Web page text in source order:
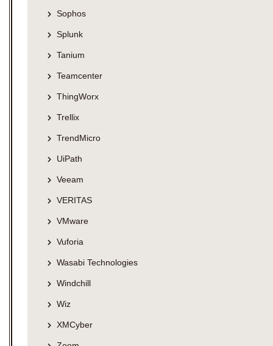
Sophos
Splunk
Tanium
Teamcenter
ThingWorx
Trellix
TrendMicro
UiPath
Veeam
VERITAS
VMware
Vuforia
Wasabi Technologies
Windchill
Wiz
XMCyber